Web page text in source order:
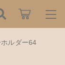
ルダー64